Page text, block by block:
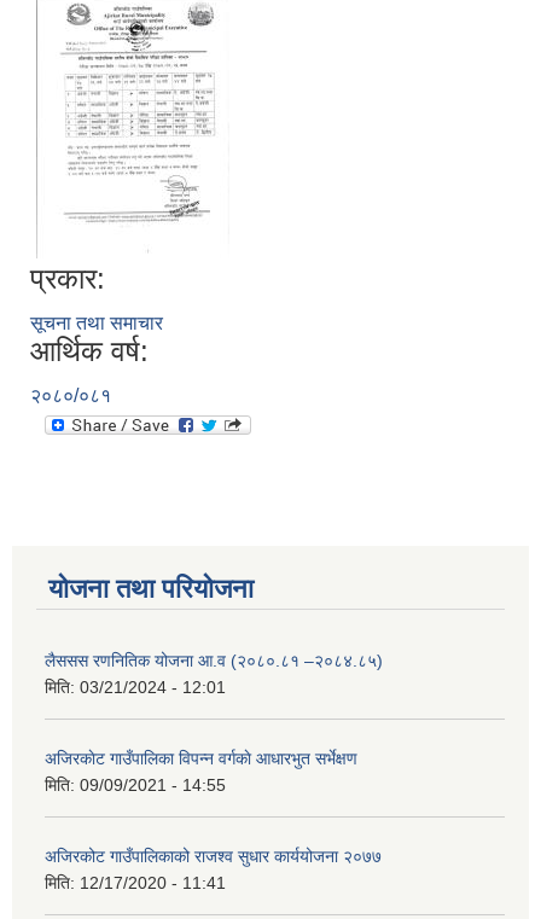
प्रकार:
सूचना तथा समाचार
आर्थिक वर्ष:
२०८०/०८१
योजना तथा परियोजना
लैससस रणनितिक योजना आ.व (२०८०.८१ –२०८४.८५)
मिति: 03/21/2024 - 12:01
अजिरकाेट गाउँपालिका विपन्न वर्गकाे आधारभुत सर्भेक्षण
मिति: 09/09/2021 - 14:55
अजिरकोट गाउँपालिकाको राजश्व सुधार कार्ययोजना २०७७
मिति: 12/17/2020 - 11:41